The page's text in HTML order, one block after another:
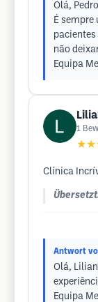
Olá,
É sempre
não
Equipa
1
Clínica
Antwort
Olá,
Equipa